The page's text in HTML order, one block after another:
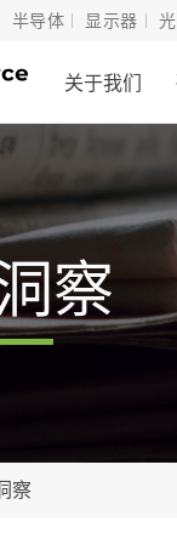
半导体 显示器
关于我们
察
察